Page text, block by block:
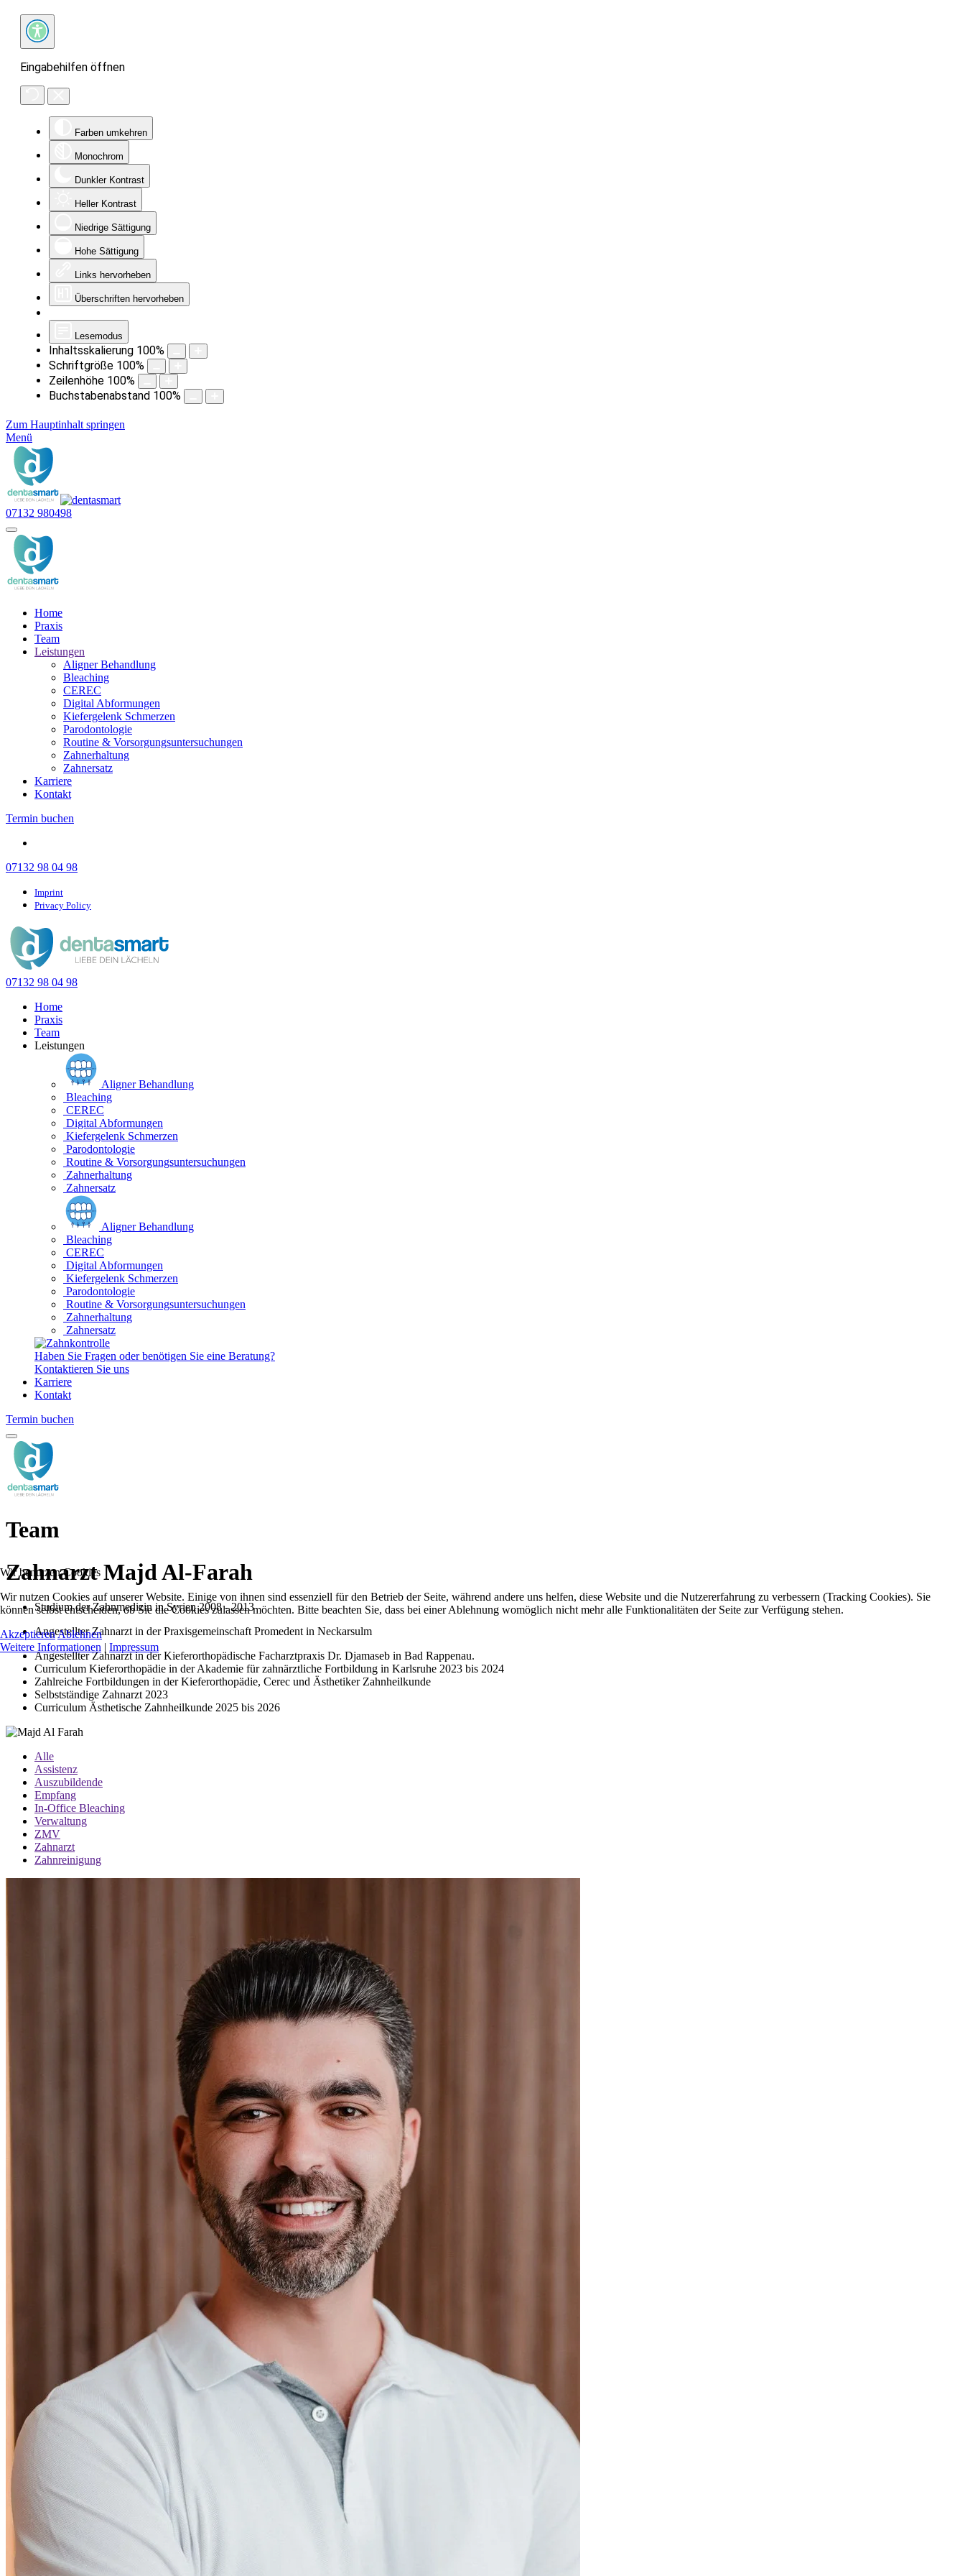
Eingabehilfen öffnen
Farben umkehren
Monochrom
Dunkler Kontrast
Heller Kontrast
Niedrige Sättigung
Hohe Sättigung
Links hervorheben
Überschriften hervorheben
Lesemodus
Inhaltsskalierung 100%
Schriftgröße 100%
Zeilenhöhe 100%
Buchstabenabstand 100%
Zum Hauptinhalt springen
Menü
07132 980498
Home
Praxis
Team
Leistungen
Aligner Behandlung
Bleaching
CEREC
Digital Abformungen
Kiefergelenk Schmerzen
Parodontologie
Routine & Vorsorgungsuntersuchungen
Zahnerhaltung
Zahnersatz
Karriere
Kontakt
Termin buchen
07132 98 04 98
Imprint
Privacy Policy
07132 98 04 98
Home
Praxis
Team
Leistungen
Aligner Behandlung
Bleaching
CEREC
Digital Abformungen
Kiefergelenk Schmerzen
Parodontologie
Routine & Vorsorgungsuntersuchungen
Zahnerhaltung
Zahnersatz
Aligner Behandlung
Bleaching
CEREC
Digital Abformungen
Kiefergelenk Schmerzen
Parodontologie
Routine & Vorsorgungsuntersuchungen
Zahnerhaltung
Zahnersatz
Haben Sie Fragen oder benötigen Sie eine Beratung?
Kontaktieren Sie uns
Karriere
Kontakt
Termin buchen
Team
Zahnarzt Majd Al-Farah
Studium der Zahnmedizin in Syrien 2008 - 2013
Angestellter Zahnarzt in der Praxisgemeinschaft Promedent in Neckarsulm
Angestellter Zahnarzt in der Kieferorthopädische Facharztpraxis Dr. Djamaseb in Bad Rappenau.
Curriculum Kieferorthopädie in der Akademie für zahnärztliche Fortbildung in Karlsruhe 2023 bis 2024
Zahlreiche Fortbildungen in der Kieferorthopädie, Cerec und Ästhetiker Zahnheilkunde
Selbstständige Zahnarzt 2023
Curriculum Ästhetische Zahnheilkunde 2025 bis 2026
Alle
Assistenz
Auszubildende
Empfang
In-Office Bleaching
Verwaltung
ZMV
Zahnarzt
Zahnreinigung
Wir benutzen Cookies
Wir nutzen Cookies auf unserer Website. Einige von ihnen sind essenziell für den Betrieb der Seite, während andere uns helfen, diese Website und die Nutzererfahrung zu verbessern (Tracking Cookies). Sie
können selbst entscheiden, ob Sie die Cookies zulassen möchten. Bitte beachten Sie, dass bei einer Ablehnung womöglich nicht mehr alle Funktionalitäten der Seite zur Verfügung stehen.
AkzeptierenAblehnen
Weitere Informationen | Impressum